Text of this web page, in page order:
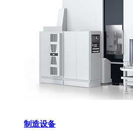
制造设备